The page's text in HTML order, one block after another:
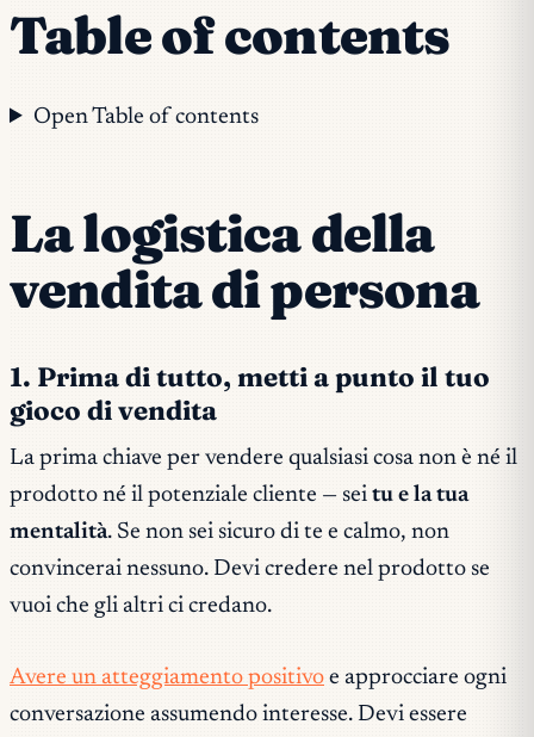
Table of contents
Open Table of contents
La logistica della
vendita di persona
1. Prima di tutto, metti a punto il tuo
gioco di vendita
La prima chiave per vendere qualsiasi cosa non è né il
prodotto né il potenziale cliente — sei tu e la tua
mentalità. Se non sei sicuro di te e calmo, non
convincerai nessuno. Devi credere nel prodotto se
vuoi che gli altri ci credano.
Avere un atteggiamento positivo e approcciare ogni
conversazione assumendo interesse. Devi essere